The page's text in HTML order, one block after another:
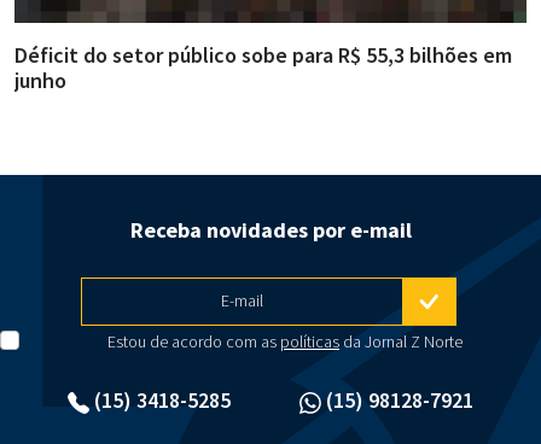
Déficit do setor público sobe para R$ 55,3 bilhões em
junho
(15) 3418-5285 (15) 98128-7921
Receba novidades por e-mail
E-mail
Estou de acordo com as políticasda Jornal Z Norte